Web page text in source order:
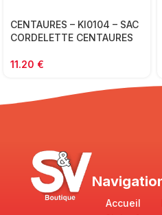
CENTAURES – KI0104 – SAC
CORDELETTE CENTAURES
11.20 €
Accueil